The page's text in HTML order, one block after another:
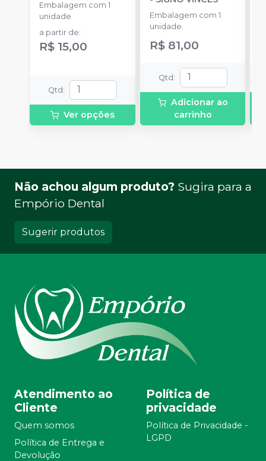
Embalagem com 1
unidade
a partir de:
R$ 15,00
Qtd :
Ver opções
Embalagem com 1
unidade.
R$ 81,00
Qtd :
Adicionar ao
carrinho
Não achou algum produto? Sugira para a
Empório Dental
Sugerir produtos
Atendimento ao
Cliente
Quem somos
Política de Entrega e
Devolução
Política de
privacidade
Política de Privacidade -
LGPD